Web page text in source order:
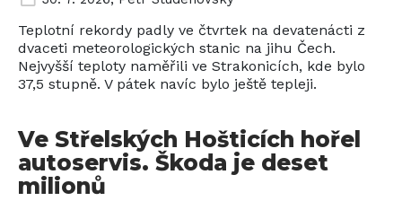
Teplotní rekordy padly ve čtvrtek na devatenácti z
dvaceti meteorologických stanic na jihu Čech.
Nejvyšší teploty naměřili ve Strakonicích, kde bylo
37,5 stupně. V pátek navíc bylo ještě tepleji.
Ve Střelských Hošticích hořel
autoservis. Škoda je deset
milionů